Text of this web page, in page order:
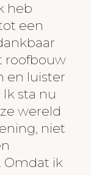
heb
een
roofbouw
en luister
sta nu
wereld
niet
Omdat ik